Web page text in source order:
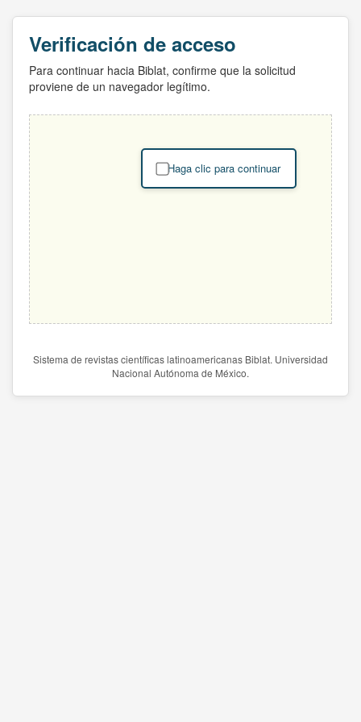
Verificación de acceso
Para continuar hacia Biblat, confirme que la solicitud
proviene de un navegador legítimo.
Haga clic para continuar
Sistema de revistas científicas latinoamericanas Biblat. Universidad
Nacional Autónoma de México.